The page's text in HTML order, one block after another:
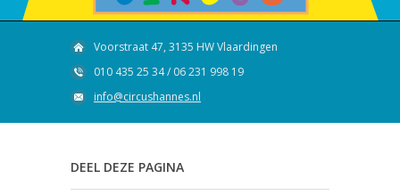
Voorstraat 47, 3135 HW Vlaardingen
010 435 25 34 / 06 231 998 19
info@circushannes.nl
DEEL DEZE PAGINA